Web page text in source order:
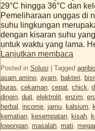
29°C hingga 36°C dan
Pemeliharaan unggas di
suhu lingkungan
dengan kisaran suhu
untuk waktu yang lama.
Lanjutkan membaca
Posted in Solusi Tagged
asam amino, ayam, bakteri,
buras, cekaman, cepat, chick,
dingin, duit, elektrolit, enzim,
herbal , income, jamu, kalsium,
kematian, kesempatan, kisah,
lowongan, masalah, mati,